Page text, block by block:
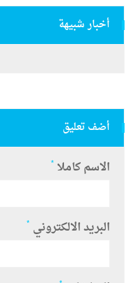
أخبار شبيهة
أضف تعليق
الاسم كاملا *
البريد الالكتروني *